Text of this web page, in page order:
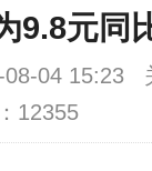
9.8元同
04 15:23
12355